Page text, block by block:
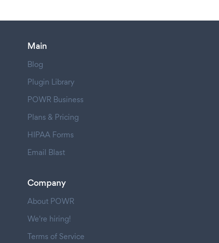
Main
Blog
Plugin Library
POWR Business
Plans & Pricing
HIPAA Forms
Email Blast
Company
About POWR
We're hiring!
Terms of Service